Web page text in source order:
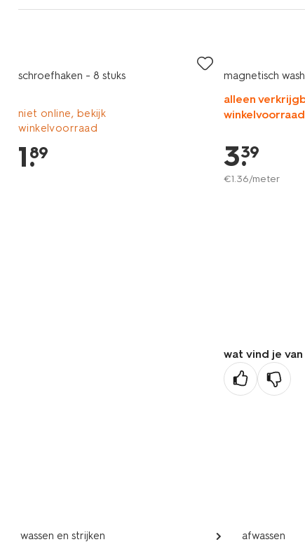
schroefhaken - 8 stuks
niet online, bekijk
winkelvoorraad
1.
89
magnetisch
alleen
winkelvoorraad
3.
39
€1.36/meter
wat vind je
wassen en strijken afwassen